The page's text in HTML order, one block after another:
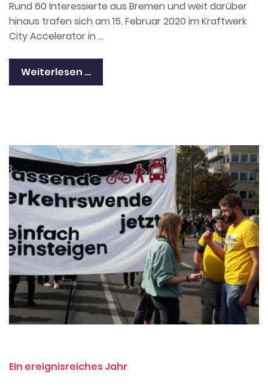
Rund 60 Interessierte aus Bremen und weit darüber
hinaus trafen sich am 15. Februar 2020 im Kraftwerk
City Accelerator in …
Weiterlesen …
Ein ereignisreiches Jahr